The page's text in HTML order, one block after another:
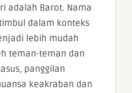
adalah Barot. Nama
dalam konteks
lebih mudah
teman-teman dan
panggilan
keakraban dan